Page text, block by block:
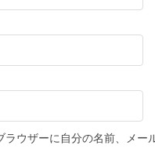
ウザーに自分の名前、メー